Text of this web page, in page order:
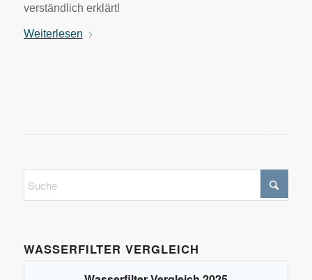
verständlich erklärt!
Weiterlesen
WASSERFILTER VERGLEICH